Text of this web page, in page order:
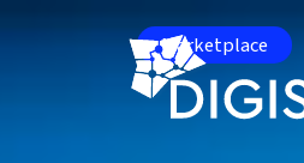
Marketplace